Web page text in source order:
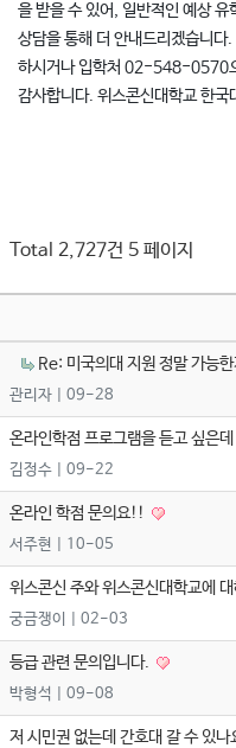
을 받을 수 있어, 일반적인 예상
상담을 통해 더 안내드리겠습니다
하시거나 입학처 02-548-0570
감사합니다. 위스콘신대학교 한
Total 2,727건 5 페이지
Re: 미국의대 지원 정말 가능
관리자 | 09-28
온라인학점 프로그램을 듣고 싶은
김정수 | 09-22
온라인 학점 문의요!!
서주현 | 10-05
위스콘신 주와 위스콘신대학교에
궁금쟁이 | 02-03
등급 관련 문의입니다.
박형석 | 09-08
저 시민권 없는데 간호대 갈 수 있나